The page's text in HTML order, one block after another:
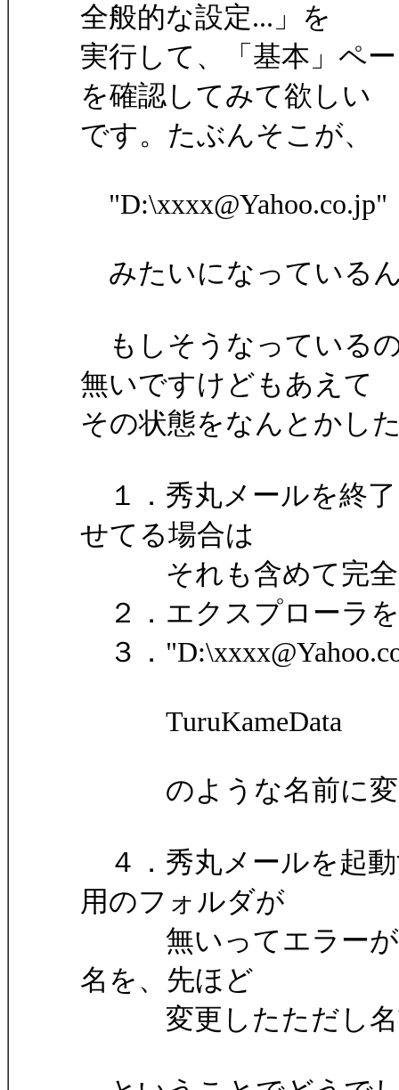
全般的な設定...」を
実行して、「基本」ペ
を確認してみて欲しい
です。たぶんそこが、
"D:\xxxx@Yahoo.co.jp"
みたいになっている
もしそうなっている
無いですけどもあえて
その状態をなんとかし
１．秀丸メールを終
せてる場合は
それも含めて完全
２．エクスプローラ
３．
TuruKameData
のような名前に変
４．秀丸メールを起
用のフォルダが
無いってエラーが
名を、先ほど
変更したただし名